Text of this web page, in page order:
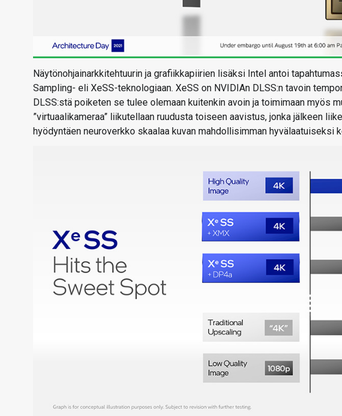
Näytönohjainarkkitehtuurin ja grafiikkapiirien lisäksi Intel antoi
Sampling- eli XeSS-teknologiaan. XeSS on NVIDIAn DLSS:n tavoin
DLSS:stä poiketen se tulee olemaan kuitenkin avoin ja toimimaan myös
”virtuaalikameraa” liikutellaan ruudusta toiseen aavistus, jonka jälkeen
hyödyntäen neuroverkko skaalaa kuvan mahdollisimman hyvälaatuiseksi